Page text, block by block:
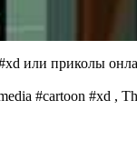
или приколы
#cartoon #xd ,